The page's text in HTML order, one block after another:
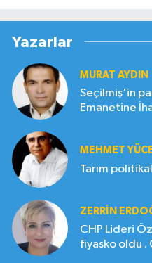
Yazarlar
MURAT AYDIN
Seçilmiş'in
Emanetine
MEHMET
Tarım
ZERRIN
CHP Lideri
fiyasko oldu .